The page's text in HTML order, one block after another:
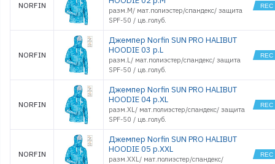
NORFIN
разм.M/ мат.полиэстер/спандекс/ защита
SPF-50 / цв.голуб.
NORFIN
Джемпер Norfin SUN PRO HALIBUT
HOODIE 03 р.L
разм.L/ мат.полиэстер/спандекс/ защита
SPF-50 / цв.голуб.
NORFIN
Джемпер Norfin SUN PRO HALIBUT
HOODIE 04 р.XL
разм.XL/ мат.полиэстер/спандекс/ защита
SPF-50 / цв.голуб.
NORFIN
Джемпер Norfin SUN PRO HALIBUT
HOODIE 05 р.XXL
разм.XXL/ мат.полиэстер/спандекс/